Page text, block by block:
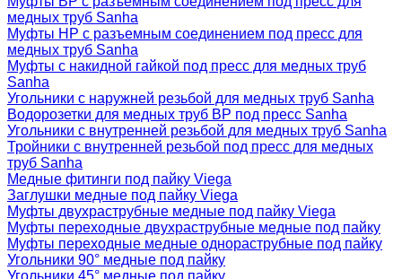
медных труб Sanha
Муфты НР с разъемным соединением под пресс для
медных труб Sanha
Муфты с накидной гайкой под пресс для медных труб
Sanha
Угольники с наружней резьбой для медных труб Sanha
Водорозетки для медных труб ВР под пресс Sanha
Угольники с внутренней резьбой для медных труб Sanha
Тройники с внутренней резьбой под пресс для медных
труб Sanha
Медные фитинги под пайку Viega
Заглушки медные под пайку Viega
Муфты двухраструбные медные под пайку Viega
Муфты переходные двухраструбные медные под пайку
Муфты переходные медные однораструбные под пайку
Угольники 90° медные под пайку
Угольники 45° медные под пайку